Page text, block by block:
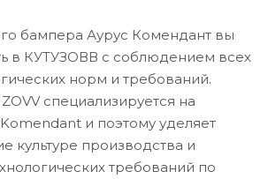
бампера Аурус Комендант вы
в КУТУЗОВВ с соблюдением всех
норм и требований.
специализируется на
и поэтому уделяет
культуре производства и
требований по